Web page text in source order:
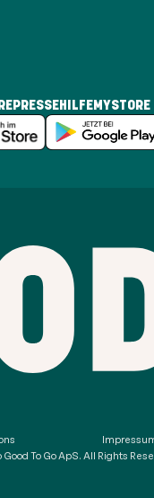
PRESSE HILFE MYSTORE
To Go ApS. All Rights